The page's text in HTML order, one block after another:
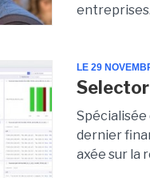
LE 29
Spécialisée
dernier
axée sur la